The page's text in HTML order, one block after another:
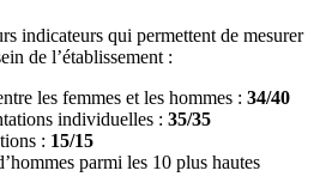
indicateurs qui permettent de mesurer
de l’établissement :
les femmes et les hommes : 34/40
individuelles : 35/35
: 15/15
parmi les 10 plus hautes